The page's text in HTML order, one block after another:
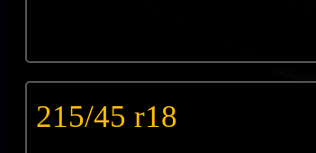
Всесезонка
215/45 r18